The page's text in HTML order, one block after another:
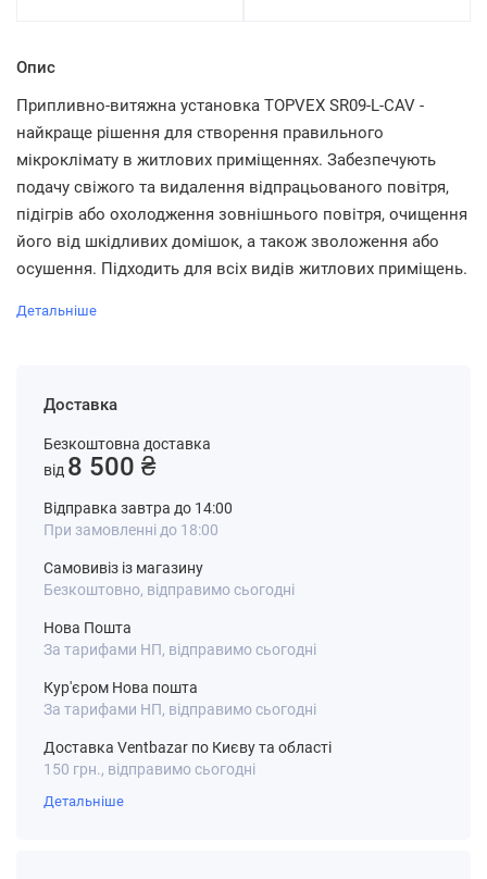
Опис
Припливно-витяжна установка TOPVEX SR09-L-CAV -
найкраще рішення для створення правильного
мікроклімату в житлових приміщеннях. Забезпечують
подачу свіжого та видалення відпрацьованого повітря,
підігрів або охолодження зовнішнього повітря, очищення
його від шкідливих домішок, а також зволоження або
осушення. Підходить для всіх видів житлових приміщень.
Детальніше
Доставка
Безкоштовна доставка
від 8 500 ₴
Відправка завтра до 14:00
При замовленні до 18:00
Самовивіз із магазину
Безкоштовно, відправимо сьогодні
Нова Пошта
За тарифами НП, відправимо сьогодні
Кур'єром Нова пошта
За тарифами НП, відправимо сьогодні
Доставка Ventbazar по Києву та області
150 грн., відправимо сьогодні
Детальніше